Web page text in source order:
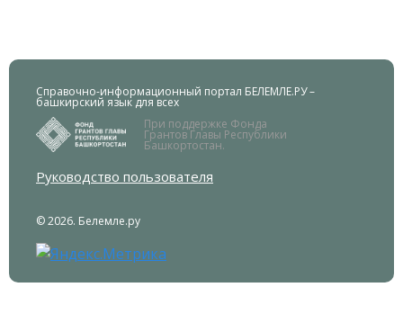
Справочно-информационный портал БЕЛЕМЛЕ.РУ –
башкирский язык для всех
При поддержке Фонда
Грантов Главы Республики
Башкортостан.
Руководство пользователя
© 2026. Белемле.ру